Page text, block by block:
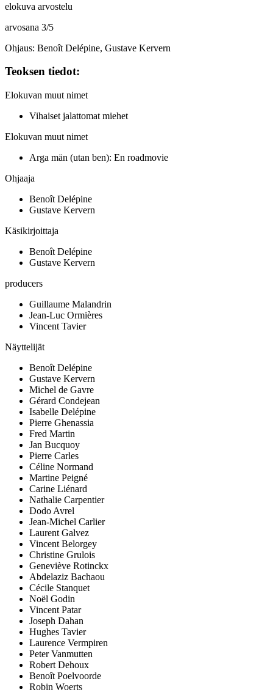
elokuva arvostelu
arvosana 3/5
Ohjaus: Benoît Delépine, Gustave Kervern
Teoksen tiedot:
Elokuvan muut nimet
Vihaiset jalattomat miehet
Elokuvan muut nimet
Arga män (utan ben): En roadmovie
Ohjaaja
Benoît Delépine
Gustave Kervern
Käsikirjoittaja
Benoît Delépine
Gustave Kervern
producers
Guillaume Malandrin
Jean-Luc Ormières
Vincent Tavier
Näyttelijät
Benoît Delépine
Gustave Kervern
Michel de Gavre
Gérard Condejean
Isabelle Delépine
Pierre Ghenassia
Fred Martin
Jan Bucquoy
Pierre Carles
Céline Normand
Martine Peigné
Carine Liénard
Nathalie Carpentier
Dodo Avrel
Jean-Michel Carlier
Laurent Galvez
Vincent Belorgey
Christine Grulois
Geneviève Rotinckx
Abdelaziz Bachaou
Cécile Stanquet
Noël Godin
Vincent Patar
Joseph Dahan
Hughes Tavier
Laurence Vermpiren
Peter Vanmutten
Robert Dehoux
Benoît Poelvoorde
Robin Woerts